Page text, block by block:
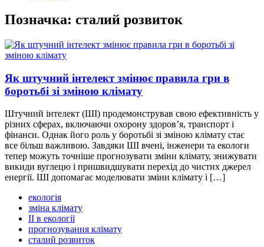
Позначка: сталий розвиток
Як штучний інтелект змінює правила гри в
боротьбі зі зміною клімату
Штучний інтелект (ШІ) продемонстрував свою ефективність у
різних сферах, включаючи охорону здоров’я, транспорт і
фінанси. Однак його роль у боротьбі зі зміною клімату стає
все більш важливою. Завдяки ШІ вчені, інженери та екологи
тепер можуть точніше прогнозувати зміни клімату, знижувати
викиди вуглецю і пришвидшувати перехід до чистих джерел
енергії. ШІ допомагає моделювати зміни клімату і […]
екологія
зміна клімату
ІІ в екології
прогнозування клімату
сталий розвиток